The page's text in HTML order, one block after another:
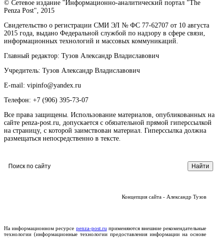
© Сетевое издание "Информационно-аналитический портал "The
Penza Post", 2015
Свидетельство о регистрации СМИ ЭЛ № ФС 77-62707 от 10 августа
2015 года, выдано Федеральной службой по надзору в сфере связи,
информационных технологий и массовых коммуникаций.
Главный редактор: Тузов Александр Владиславович
Учредитель: Тузов Александр Владиславович
E-mail: vipinfo@yandex.ru
Телефон: +7 (906) 395-73-07
Все права защищены. Использование материалов, опубликованных на
сайте penza-post.ru, допускается с обязательной прямой гиперссылкой
на страницу, с которой заимствован материал. Гиперссылка должна
размещаться непосредственно в тексте.
Концепция сайта - Александр Тузов
На информационном ресурсе penza-post.ru применяются внешние рекомендательные
технологии (информационные технологии предоставления информации на основе